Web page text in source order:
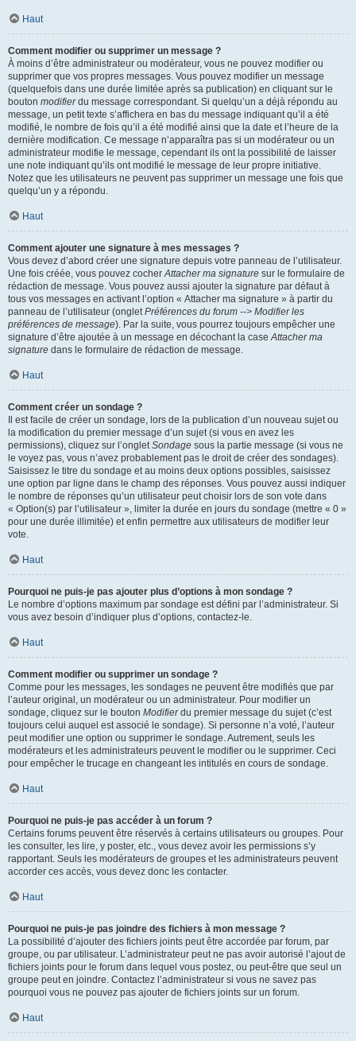
Haut
Comment modifier ou supprimer un message ?
À moins d’être administrateur ou modérateur, vous ne pouvez modifier ou
supprimer que vos propres messages. Vous pouvez modifier un message
(quelquefois dans une durée limitée après sa publication) en cliquant sur le
bouton modifierdu message correspondant. Si quelqu’un a déjà répondu au
message, un petit texte s’affichera en bas du message indiquant qu’il a été
modifié, le nombre de fois qu’il a été modifié ainsi que la date et l’heure de la
dernière modification. Ce message n’apparaîtra pas si un modérateur ou un
administrateur modifie le message, cependant ils ont la possibilité de laisser
une note indiquant qu’ils ont modifié le message de leur propre initiative.
Notez que les utilisateurs ne peuvent pas supprimer un message une fois que
quelqu’un y a répondu.
Haut
Comment ajouter une signature à mes messages ?
Vous devez d’abord créer une signature depuis votre panneau de l’utilisateur.
Une fois créée, vous pouvez cocherAttacher ma signature sur le formulaire de
rédaction de message. Vous pouvez aussi ajouter la signature par défaut à
tous vos messages en activant l’option « Attacher ma signature » à partir du
panneau de l’utilisateur (ongletPréférences du forum --> Modifier les
préférences de message). Par la suite, vous pourrez toujours empêcher une
signature d’être ajoutée à un message en décochant la caseAttacher ma
signature dans le formulaire de rédaction de message.
Haut
Comment créer un sondage ?
Il est facile de créer un sondage, lors de la publication d’un nouveau sujet ou
la modification du premier message d’un sujet (si vous en avez les
permissions), cliquez sur l’ongletSondage sous la partie message (si vous ne
le voyez pas, vous n’avez probablement pas le droit de créer des sondages).
Saisissez le titre du sondage et au moins deux options possibles, saisissez
une option par ligne dans le champ des réponses. Vous pouvez aussi indiquer
le nombre de réponses qu’un utilisateur peut choisir lors de son vote dans
« Option(s) par l’utilisateur », limiter la durée en jours du sondage (mettre « 0 »
pour une durée illimitée) et enfin permettre aux utilisateurs de modifier leur
vote.
Haut
Pourquoi ne puis-je pas ajouter plus d’options à mon sondage ?
Le nombre d’options maximum par sondage est défini par l’administrateur. Si
vous avez besoin d’indiquer plus d’options, contactez-le.
Haut
Comment modifier ou supprimer un sondage ?
Comme pour les messages, les sondages ne peuvent être modifiés que par
l’auteur original, un modérateur ou un administrateur. Pour modifier un
sondage, cliquez sur le bouton Modifierdu premier message du sujet (c’est
toujours celui auquel est associé le sondage). Si personne n’a voté, l’auteur
peut modifier une option ou supprimer le sondage. Autrement, seuls les
modérateurs et les administrateurs peuvent le modifier ou le supprimer. Ceci
pour empêcher le trucage en changeant les intitulés en cours de sondage.
Haut
Pourquoi ne puis-je pas accéder à un forum ?
Certains forums peuvent être réservés à certains utilisateurs ou groupes. Pour
les consulter, les lire, y poster, etc., vous devez avoir les permissions s’y
rapportant. Seuls les modérateurs de groupes et les administrateurs peuvent
accorder ces accès, vous devez donc les contacter.
Haut
Pourquoi ne puis-je pas joindre des fichiers à mon message ?
La possibilité d’ajouter des fichiers joints peut être accordée par forum, par
groupe, ou par utilisateur. L’administrateur peut ne pas avoir autorisé l’ajout de
fichiers joints pour le forum dans lequel vous postez, ou peut-être que seul un
groupe peut en joindre. Contactez l’administrateur si vous ne savez pas
pourquoi vous ne pouvez pas ajouter de fichiers joints sur un forum.
Haut